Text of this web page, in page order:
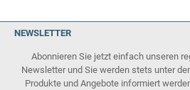
NEWSLETTER
Abonnieren Sie jetzt einfach unseren
Newsletter und Sie werden stets unter
Produkte und Angebote informiert